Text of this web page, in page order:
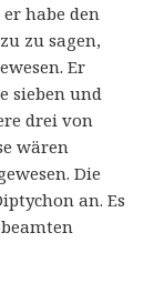
habe den
zu sagen,
Er
sieben und
drei von
wären
Die
an. Es